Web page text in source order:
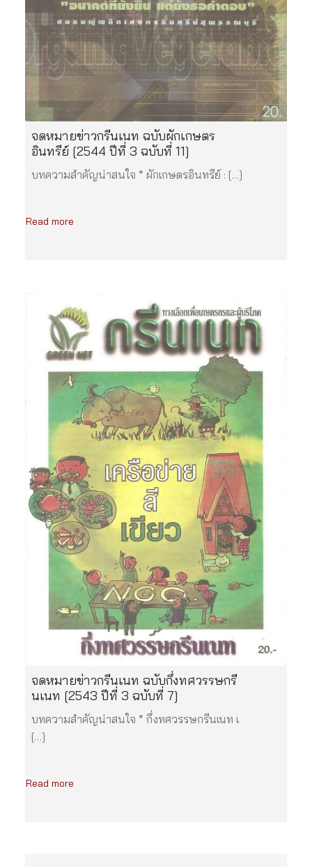
จดหมายข่าวกรีนเนท ฉบับผักเกษตร
อินทรีย์ [2544 ปีที่ 3 ฉบับที่ 11]
บทความสำคัญน่าสนใจ * ผักเกษตรอินทรีย์ : […]
Read more
จดหมายข่าวกรีนเนท ฉบับกึ่งทศวรรษกรี
นเนท [2543 ปีที่ 3 ฉบับที่ 7]
บทความสำคัญน่าสนใจ * กึ่งทศวรรษกรีนเนท เ
[…]
Read more